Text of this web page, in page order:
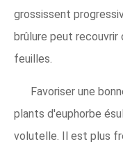
grossissent
brûlure peut
feuilles.
Favoriser une
plants d'euphorbe
volutelle. Il est plus